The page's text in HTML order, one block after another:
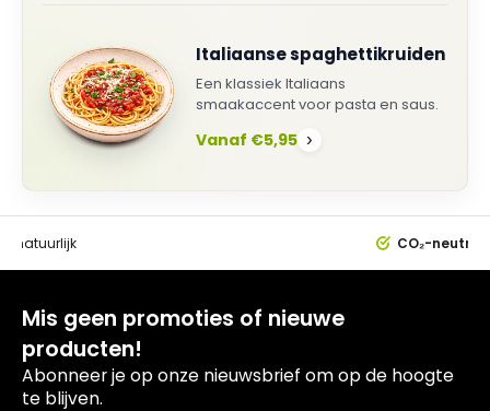
Italiaanse spaghettikruiden
Een klassiek Italiaans
smaakaccent voor pasta en saus.
Vanaf €5,95 ›
natuurlijk CO₂-
Mis geen promoties of nieuwe
producten!
Abonneer je op onze nieuwsbrief om op de hoogte
te blijven.